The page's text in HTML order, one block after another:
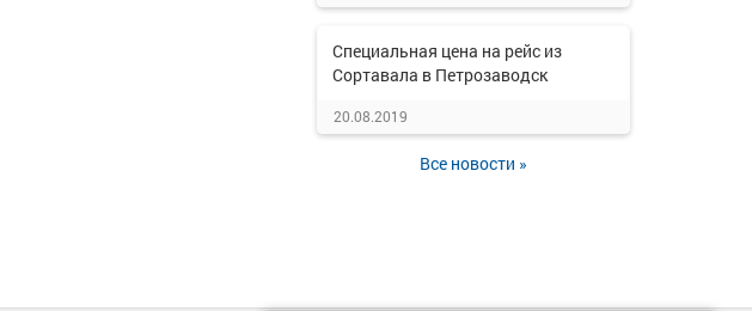
Специальная цена на рейс из
Сортавала в Петрозаводск
20.08.2019
Все новости »